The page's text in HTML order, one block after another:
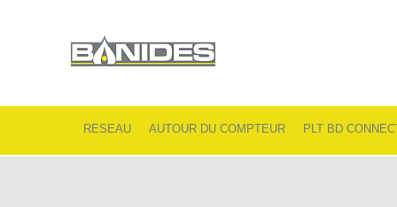
RESEAU AUTOUR DU COMPTEUR PLT BD